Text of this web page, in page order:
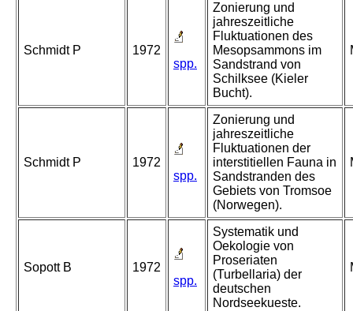
Schmidt P
1972
spp.
Zonierung und
jahreszeitliche
Fluktuationen des
Mesopsammons im
Sandstrand von
Schilksee (Kieler
Bucht).
Schmidt P
1972
spp.
Zonierung und
jahreszeitliche
Fluktuationen der
interstitiellen Fauna in
Sandstranden des
Gebiets von Tromsoe
(Norwegen).
Sopott B
1972
spp.
Systematik und
Oekologie von
Proseriaten
(Turbellaria) der
deutschen
Nordseekueste.